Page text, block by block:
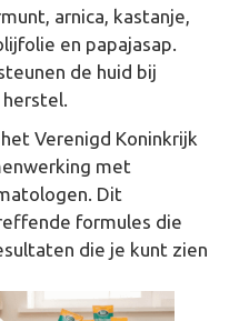
arnica, kastanje,
en papajasap.
de huid bij
Verenigd Koninkrijk
met
Dit
formules die
die je kunt zien